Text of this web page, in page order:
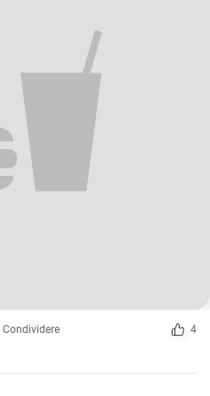
Condividere 4